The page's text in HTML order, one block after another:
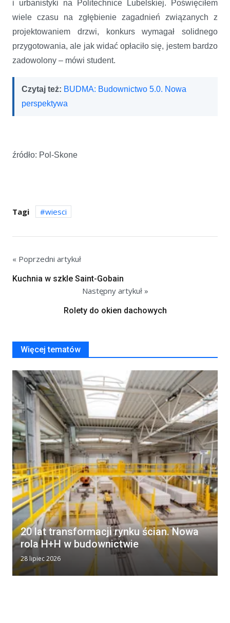
i urbanistyki na Politechnice Lubelskiej. Poświęciłem
wiele czasu na zgłębienie zagadnień związanych z
projektowaniem drzwi, konkurs wymagał solidnego
przygotowania, ale jak widać opłaciło się, jestem bardzo
zadowolony – mówi student.
Czytaj też: BUDMA: Budownictwo 5.0. Nowa
perspektywa
źródło: Pol-Skone
Tagi wiesci
« Poprzedni artykuł
Kuchnia w szkle Saint-Gobain
Następny artykuł »
Rolety do okien dachowych
Więcej tematów
20 lat transformacji rynku ścian. Nowa
rola H+H w budownictwie
28 lipiec 2026